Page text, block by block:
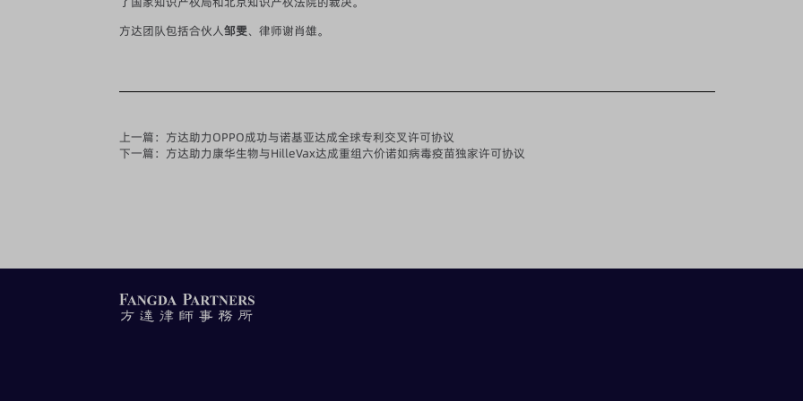
方达团队包括合伙人邹雯、律师谢肖雄。
上一篇： 方达助力OPPO成功与诺基亚达成全球专利交叉许可协议
下一篇： 方达助力康华生物与HilleVax达成重组六价诺如病毒疫苗独家许可协议